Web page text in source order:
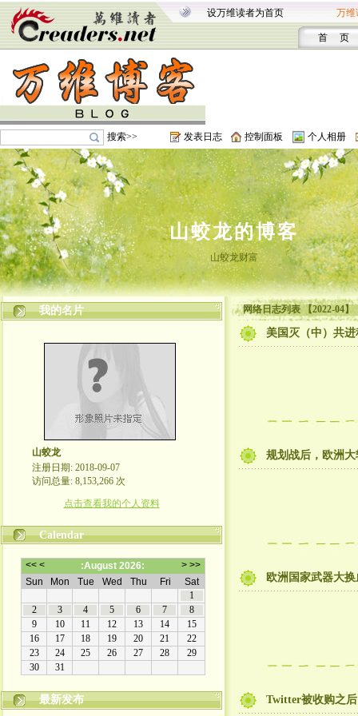
设万维读者为首页 万维
首 页
搜索>> 发表日志 控制面板 个人相册
山蛟龙的博客
山蛟龙财富
我的名片
山蛟龙
注册日期: 2018-09-07
访问总量: 8,153,266 次
点击查看我的个人资料
Calendar
最新发布
网络日志列表 【2022-04】
美国灭（中）共
规划战后，欧洲大
欧洲国家武器大换
Twitter被收购之